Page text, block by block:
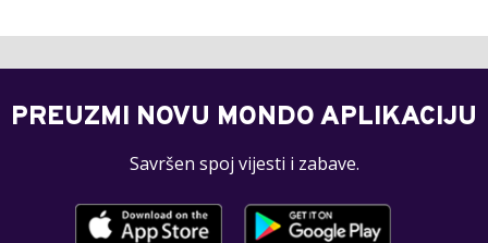
PREUZMI NOVU MONDO APLIKACIJU
Savršen spoj vijesti i zabave.